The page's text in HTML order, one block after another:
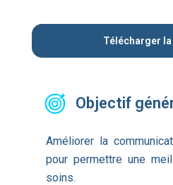
Télécharger
Objectif
Améliorer la
pour permettre une
soins.